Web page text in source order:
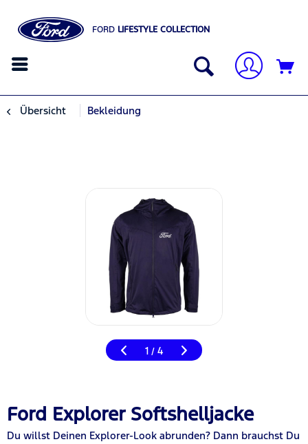
FORD LIFESTYLE COLLECTION
Übersicht Bekleidung
1 / 4
Ford Explorer Softshelljacke
Du willst Deinen Explorer-Look abrunden? Dann brauchst Du